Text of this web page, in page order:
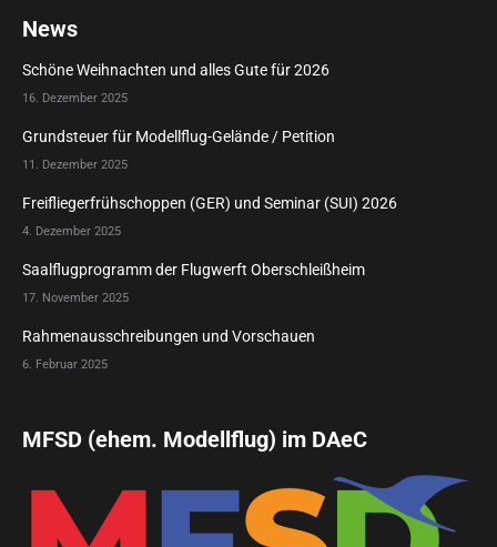
News
Schöne Weihnachten und alles Gute für 2026
16. Dezember 2025
Grundsteuer für Modellflug-Gelände / Petition
11. Dezember 2025
Freifliegerfrühschoppen (GER) und Seminar (SUI) 2026
4. Dezember 2025
Saalflugprogramm der Flugwerft Oberschleißheim
17. November 2025
Rahmenausschreibungen und Vorschauen
6. Februar 2025
MFSD (ehem. Modellflug) im DAeC